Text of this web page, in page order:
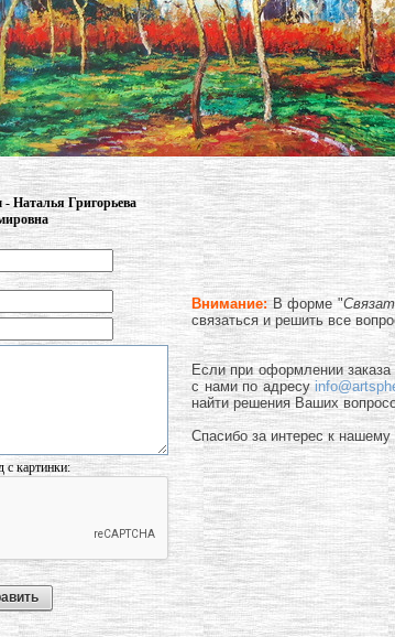
- Наталья Григорьева
Внимание:В форме "
связаться и решить все
Если при оформлении
с нами по адресу
найти решения Ваших
Спасибо за интерес к
с картинки: